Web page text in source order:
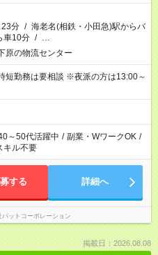
収12025円
23分 / 海老名(相鉄・小田急)駅からバ
車10分 / …
原の物流センター
※夜派の方は13:00～
～50代活躍中 / 副業・WワークOK /
キル不要
する 詳細へ
パットコーポレーション
掲載日：2026.08.08